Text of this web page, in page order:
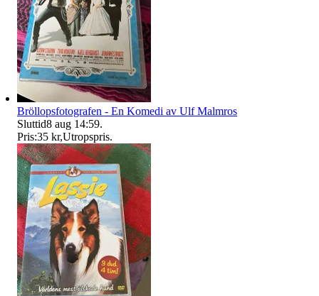
Bröllopsfotografen - En Komedi av Ulf Malmros
Sluttid8 aug 14:59.
Pris:35 kr,Utropspris.